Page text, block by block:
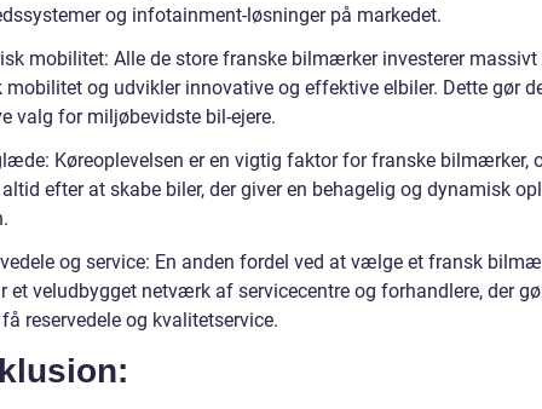
og infotainment-løsninger på markedet.
mobilitet: Alle de store franske bilmærker investerer massivt
mobilitet og udvikler innovative og effektive elbiler. Dette gør
valg for miljøbevidste bil-ejere.
Køreoplevelsen er en vigtig faktor for franske bilmærker,
efter at skabe biler, der giver en behagelig og dynamisk
og service: En anden fordel ved at vælge et fransk
et veludbygget netværk af servicecentre og forhandlere, der
reservedele og kvalitetservice.